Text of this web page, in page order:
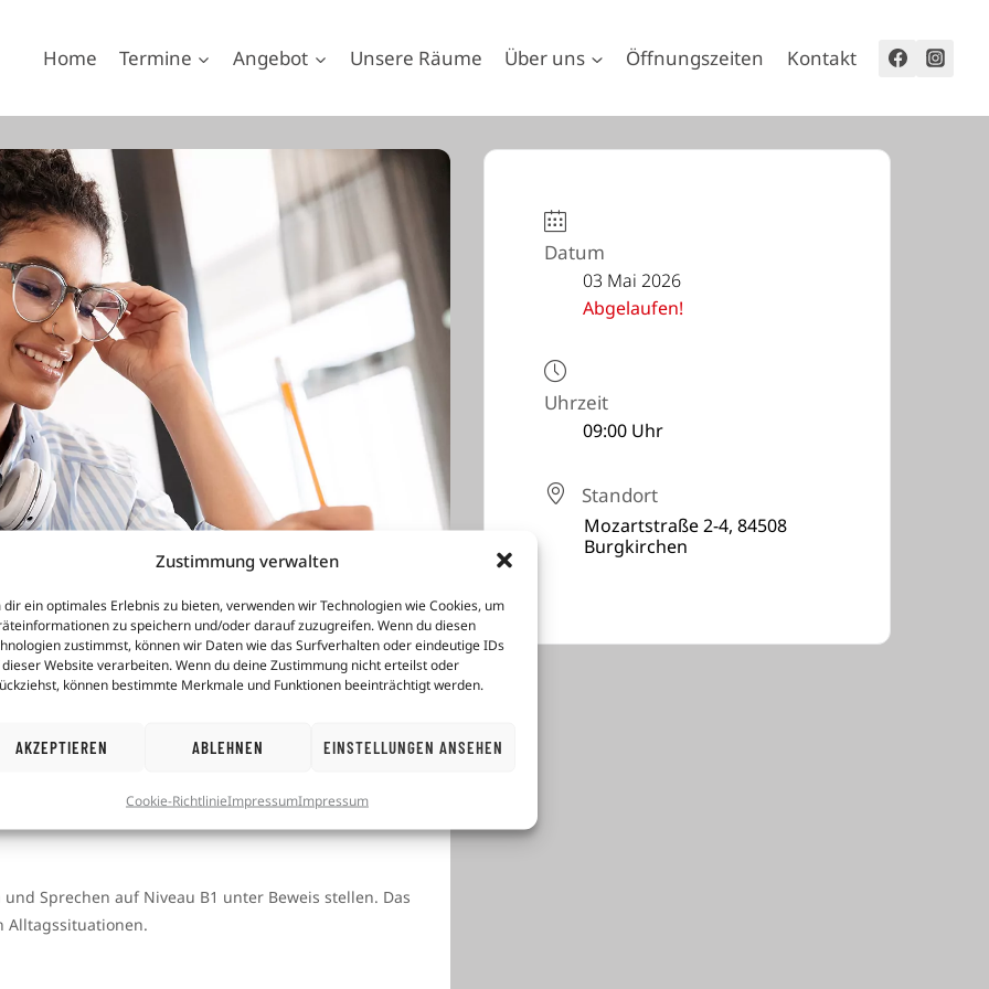
Zustimmung verwalten
dir ein optimales Erlebnis zu bieten, verwenden wir Technologien wie Cookies, um
zu speichern und/oder darauf zuzugreifen. Wenn du diesen
zustimmst, können wir Daten wie das Surfverhalten oder eindeutige IDs
Website verarbeiten. Wenn du deine Zustimmung nicht erteilst oder
können bestimmte Merkmale und Funktionen beeinträchtigt werden.
AKZEPTIEREN ABLEHNEN EINSTELLUNGEN ANSEHEN
Cookie-RichtlinieImpressumImpressum
Home Termine Angebot Unsere Räume Über uns Öffnungszeiten Kontakt
Sprechen auf Niveau B1 unter Beweis stellen. Das
Alltagssituationen.
Datum
03 Mai 2026
Abgelaufen!
Uhrzeit
09:00 Uhr
Standort
Mozartstraße 2-4, 84508
Burgkirchen